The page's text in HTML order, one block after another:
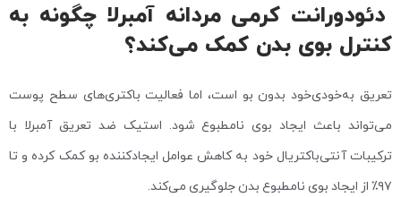
دئودورانت کرمی مردانه آمبرلا چگونه به
کنترل بوی بدن کمک می‌کند؟
تعریق به‌خودی‌خود بدون بو است، اما فعالیت باکتری‌های سطح پوست
می‌تواند باعث ایجاد بوی نامطبوع شود. استیک ضد تعریق آمبرلا با
ترکیبات آنتی‌باکتریال خود به کاهش عوامل ایجادکننده بو کمک کرده و تا
۹۷٪ از ایجاد بوی نامطبوع بدن جلوگیری می‌کند.